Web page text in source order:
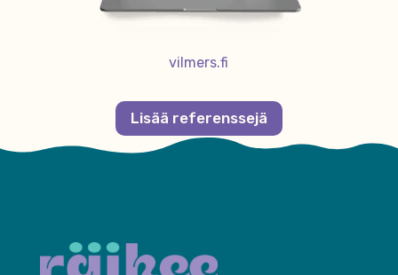
vilmers.fi
Lisää referenssejä